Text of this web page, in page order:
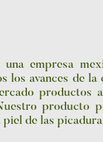
una empresa
los avances de
productos
producto
de las